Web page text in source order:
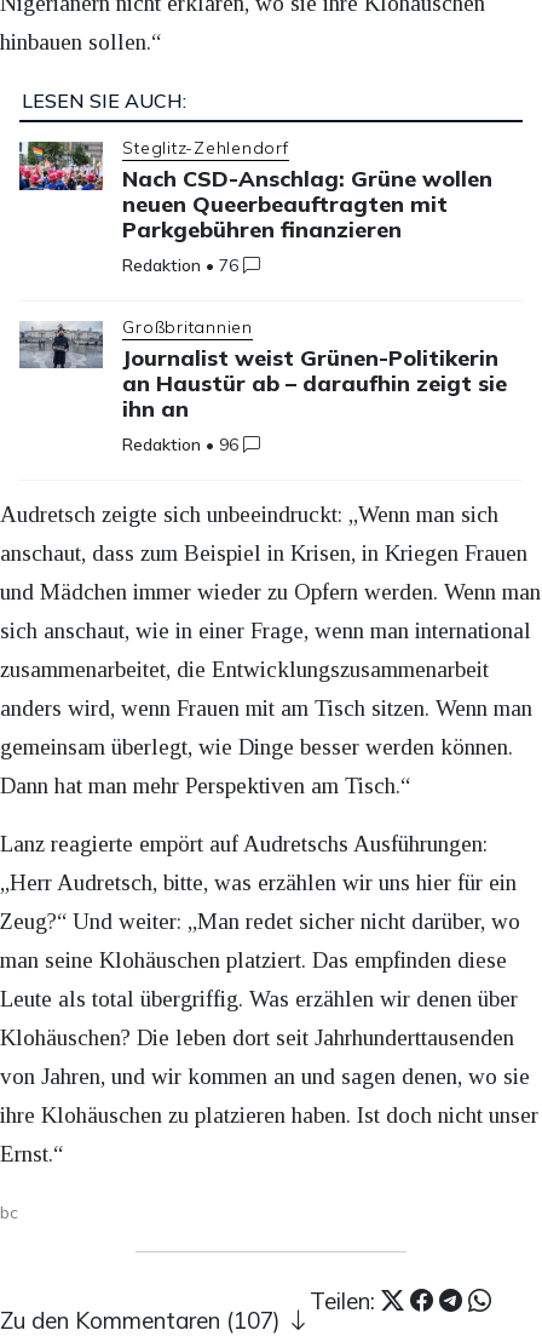
hinbauen sollen.“
LESEN SIE AUCH:
Steglitz-Zehlendorf
Nach CSD-Anschlag: Grüne wollen
neuen Queerbeauftragten mit
Parkgebühren finanzieren
Redaktion •76
Großbritannien
Journalist weist Grünen-Politikerin
an Haustür ab – daraufhin zeigt sie
ihn an
Redaktion • 96
Audretsch zeigte sich unbeeindruckt: „Wenn man sich
anschaut, dass zum Beispiel in Krisen, in Kriegen Frauen
und Mädchen immer wieder zu Opfern werden. Wenn man
sich anschaut, wie in einer Frage, wenn man international
zusammenarbeitet, die Entwicklungszusammenarbeit
anders wird, wenn Frauen mit am Tisch sitzen. Wenn man
gemeinsam überlegt, wie Dinge besser werden können.
Dann hat man mehr Perspektiven am Tisch.“
Lanz reagierte empört auf Audretschs Ausführungen:
„Herr Audretsch, bitte, was erzählen wir uns hier für ein
Zeug?“ Und weiter: „Man redet sicher nicht darüber, wo
man seine Klohäuschen platziert. Das empfinden diese
Leute als total übergriffig. Was erzählen wir denen über
Klohäuschen? Die leben dort seit Jahrhunderttausenden
von Jahren, und wir kommen an und sagen denen, wo sie
ihre Klohäuschen zu platzieren haben. Ist doch nicht unser
Ernst.“
bc
Teilen:
Zu den Kommentaren (107)